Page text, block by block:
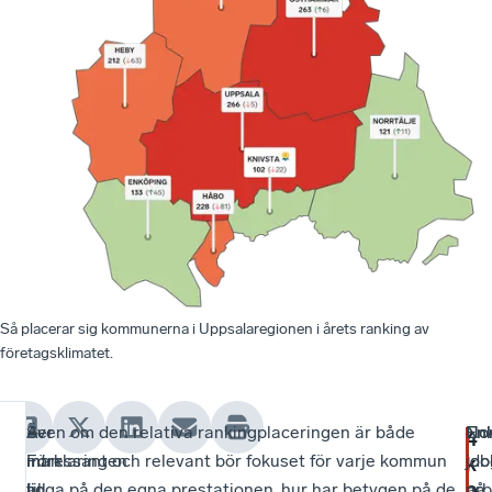
Så placerar sig kommunerna i Uppsalaregionen i årets ranking av
företagsklimatet.
Ser
man
–
Förklaringen
Även om den relativa rankingplaceringen är både
intressant och relevant bör fokuset för varje kommun
4
k